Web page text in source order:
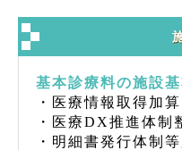
基本診療料の施設
・医療情報取得加算
・医療DX推進体制
・明細書発行体制